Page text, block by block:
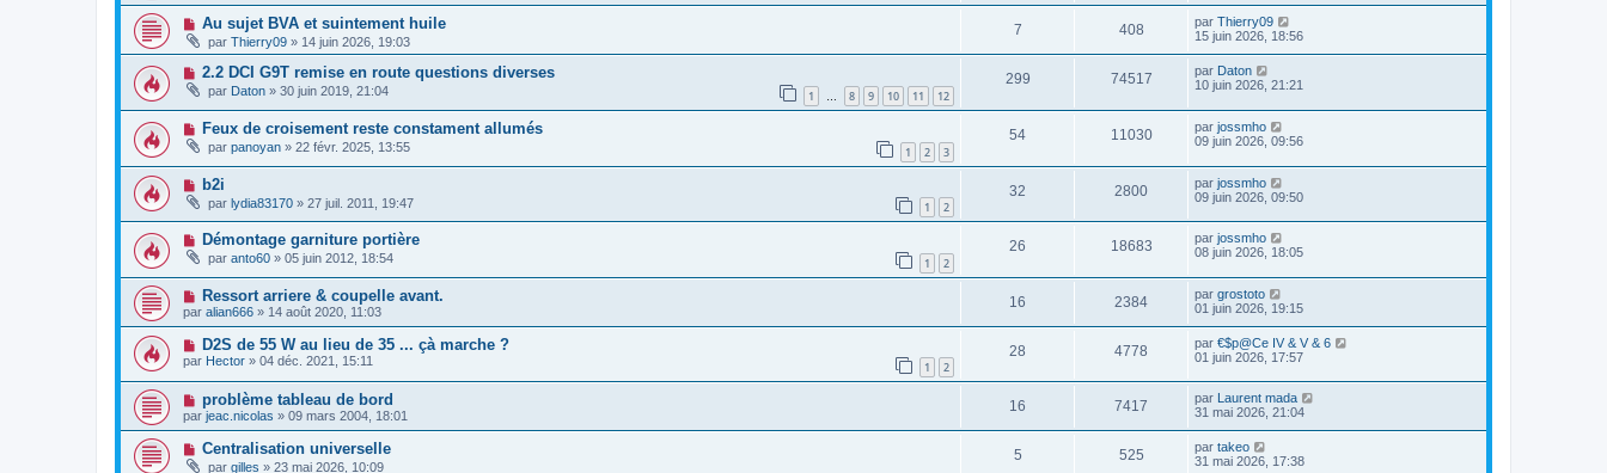
Au sujet BVA et suintement huile
par Thierry09 » 14 juin 2026, 19:03
7 408 par Thierry09
15 juin 2026, 18:56
2.2 DCI G9T remise en route questions diverses
par Daton » 30 juin 2019, 21:04 1 … 8 9 10 11 12
299 74517 par Daton
10 juin 2026, 21:21
Feux de croisement reste constament allumés
par panoyan » 22 févr. 2025, 13:55 1 2 3
54 11030 par jossmho
09 juin 2026, 09:56
b2i
par lydia83170 » 27 juil. 2011, 19:47 1 2
32 2800 par jossmho
09 juin 2026, 09:50
Démontage garniture portière
par anto60 » 05 juin 2012, 18:54 1 2
26 18683 par jossmho
08 juin 2026, 18:05
Ressort arriere & coupelle avant.
par alian666 » 14 août 2020, 11:03
16 2384 par grostoto
01 juin 2026, 19:15
D2S de 55 W au lieu de 35 ... çà marche ?
par Hector » 04 déc. 2021, 15:11 1 2
28 4778 par €$p@Ce IV & V & 6
01 juin 2026, 17:57
problème tableau de bord
par jeac.nicolas » 09 mars 2004, 18:01
16 7417 par Laurent mada
31 mai 2026, 21:04
Centralisation universelle
par gilles » 23 mai 2026, 10:09
5 525 par takeo
31 mai 2026, 17:38